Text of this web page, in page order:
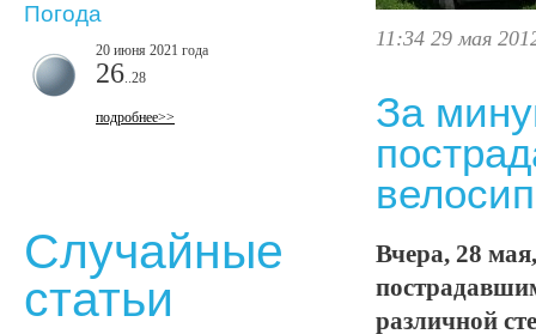
11:34 29 мая
За
Вчера, 28
различной
Погода
20 июня 2021 года
26 ..28
подробнее>>
Случайные
статьи